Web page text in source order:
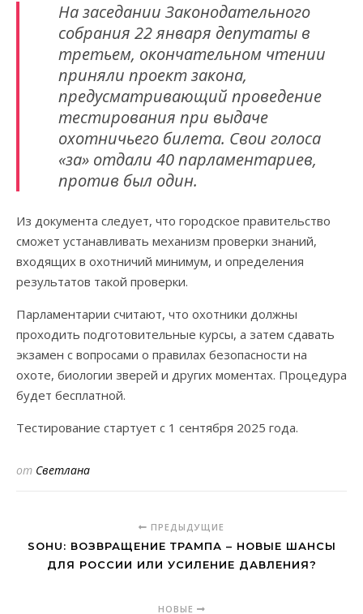
На заседании Законодательного
собрания 22 января депутаты в
третьем, окончательном чтении
приняли проект закона,
предусматривающий проведение
тестирования при выдаче
охотничьего билета. Свои голоса
«за» отдали 40 парламентариев,
против был один.
Из документа следует, что городское правительство
сможет устанавливать механизм проверки знаний,
входящих в охотничий минимум, и определения
результатов такой проверки.
Парламентарии считают, что охотники должны
проходить подготовительные курсы, а затем сдавать
экзамен с вопросами о правилах безопасности на
охоте, биологии зверей и других моментах. Процедура
будет бесплатной.
Тестирование стартует с 1 сентября 2025 года.
от Светлана
ПРЕДЫДУЩИЕ
SOHU: ВОЗВРАЩЕНИЕ ТРАМПА – НОВЫЕ ШАНСЫ
ДЛЯ РОССИИ ИЛИ УСИЛЕНИЕ ДАВЛЕНИЯ?
НОВЫЕ